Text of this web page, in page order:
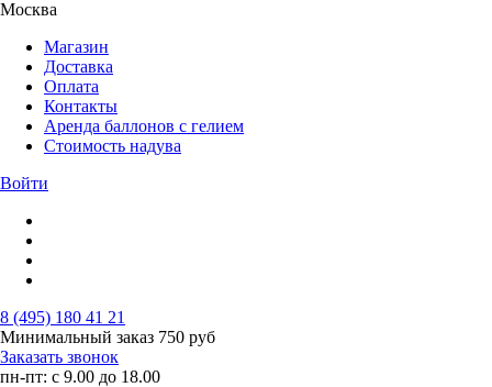
Москва
Магазин
Доставка
Оплата
Контакты
Аренда баллонов с гелием
Стоимость надува
Войти
8 (495) 180 41 21
Минимальный заказ 750 руб
Заказать звонок
пн-пт: с 9.00 до 18.00